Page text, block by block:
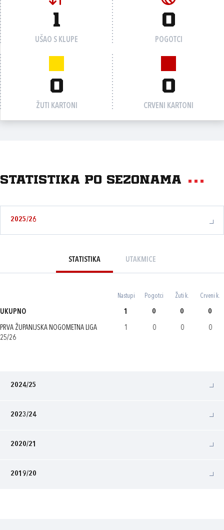
1
UŠAO S KLUPE
0
POGOTCI
0
ŽUTI KARTONI
0
CRVENI KARTONI
Statistika po sezonama
2025/26
STATISTIKA UTAKMICE
Nastupi Pogotci Žuti k. Crveni k.
UKUPNO 1 0 0 0
PRVA ŽUPANIJSKA NOGOMETNA LIGA
25/26
1 0 0 0
2024/25
2023/24
2020/21
2019/20